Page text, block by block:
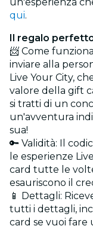
un'esperienza
qui.
Il regalo
📨 Come
inviare alla
Live Your City,
valore della gift
si tratti di un
un'avventura
sua!
🔑 Validità: Il
le esperienze
card tutte le
esauriscono il
📱 Dettagli:
tutti i dettagli,
card se vuoi fare